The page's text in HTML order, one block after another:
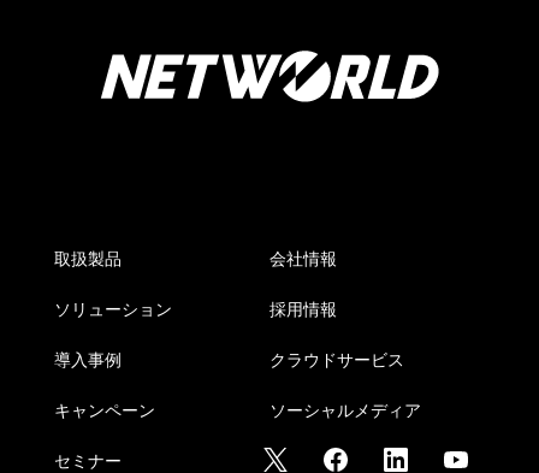
取扱製品
ソリューション
導入事例
キャンペーン
セミナー
会社情報
採用情報
クラウドサービス
ソーシャルメディア